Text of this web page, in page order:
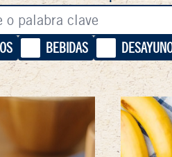
BEBIDAS